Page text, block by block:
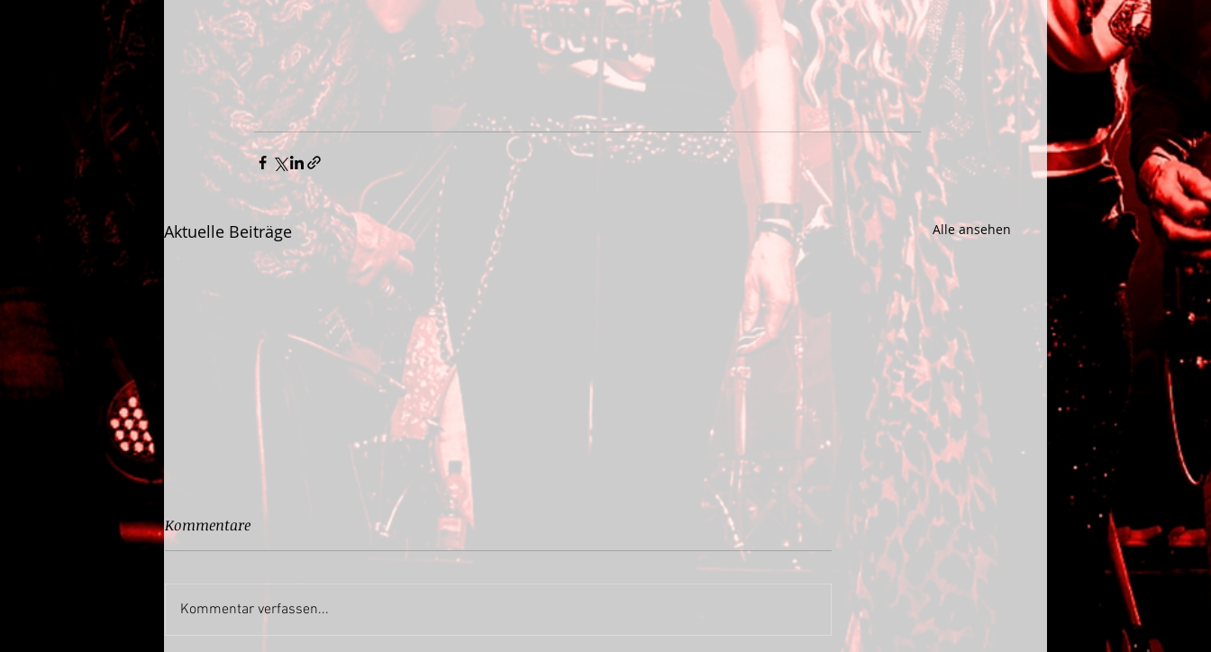
Aktuelle Beiträge Alle ansehen
Kommentare
Kommentar verfassen...